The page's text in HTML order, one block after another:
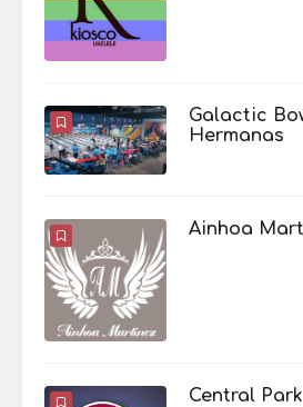
Galactic
Hermanas
Ainhoa
Central